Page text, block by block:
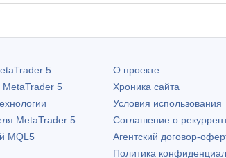
5
MetaTrader 5
MetaTrader 5
MQL5
О проекте
Хроника сайта
Условия использования
Соглашение о
Агентский договор-
Политика